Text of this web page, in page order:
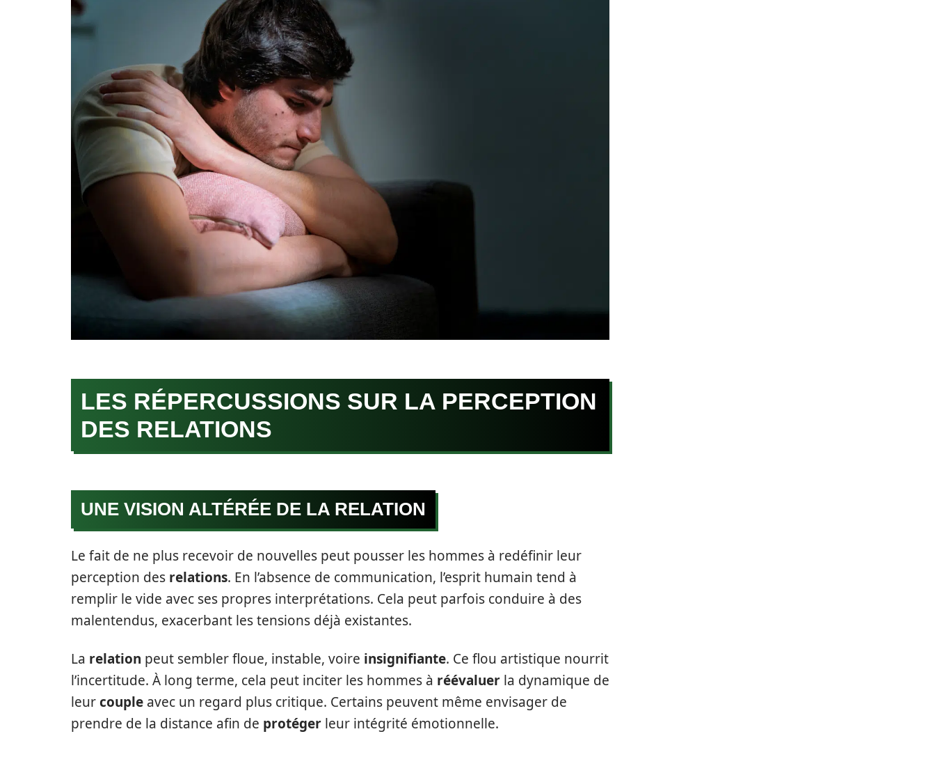
LES RÉPERCUSSIONS SUR LA PERCEPTION
DES RELATIONS
UNE VISION ALTÉRÉE DE LA RELATION
Le fait de ne plus recevoir de nouvelles peut pousser les hommes à redéfinir leur
perception des relations. En l’absence de communication, l’esprit humain tend à
remplir le vide avec ses propres interprétations. Cela peut parfois conduire à des
malentendus, exacerbant les tensions déjà existantes.
La relation peut sembler floue, instable, voire insignifiante. Ce flou artistique nourrit
l’incertitude. À long terme, cela peut inciter les hommes à réévaluer la dynamique de
leurcouple avec un regard plus critique. Certains peuvent même envisager de
prendre de la distance afin de protéger leur intégrité émotionnelle.